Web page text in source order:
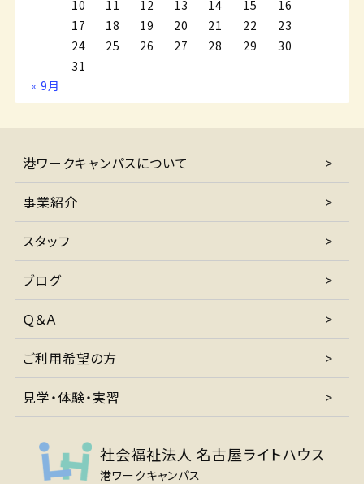
10
11 12 13 14 15
16
17
18 19 20 21 22
23
24
25 26 27 28 29
30
31
« 9月
港ワークキャンパスについて
事業紹介
スタッフ
ブログ
Ｑ＆Ａ
ご利用希望の方
見学・体験・実習
社会福祉法人 名古屋ライトハウス
港ワークキャンパス